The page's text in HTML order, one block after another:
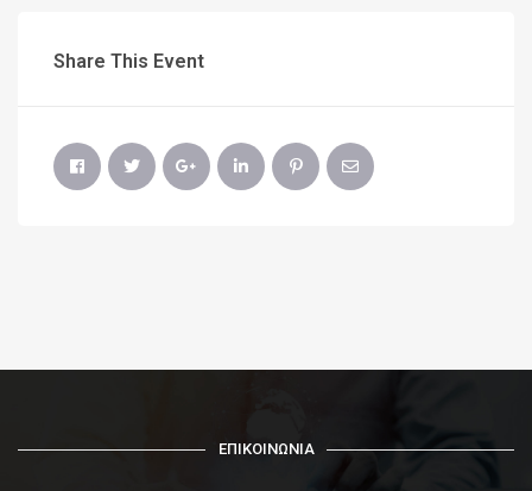
Share This Event
ΕΠΙΚΟΙΝΩΝΙΑ